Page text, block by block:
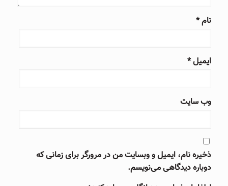
نام*
ایمیل*
وب‌ سایت
ذخیره نام، ایمیل و وبسایت من در مرورگر برای زمانی که
دوباره دیدگاهی می‌نویسم.